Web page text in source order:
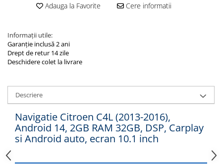
Adauga la Favorite Cere informatii
Informații utile:
Garanție inclusă 2 ani
Drept de retur 14 zile
Deschidere colet la livrare
Descriere
Navigatie Citroen C4L (2013-2016),
Android 14, 2GB RAM 32GB, DSP, Carplay
si Android auto, ecran 10.1 inch